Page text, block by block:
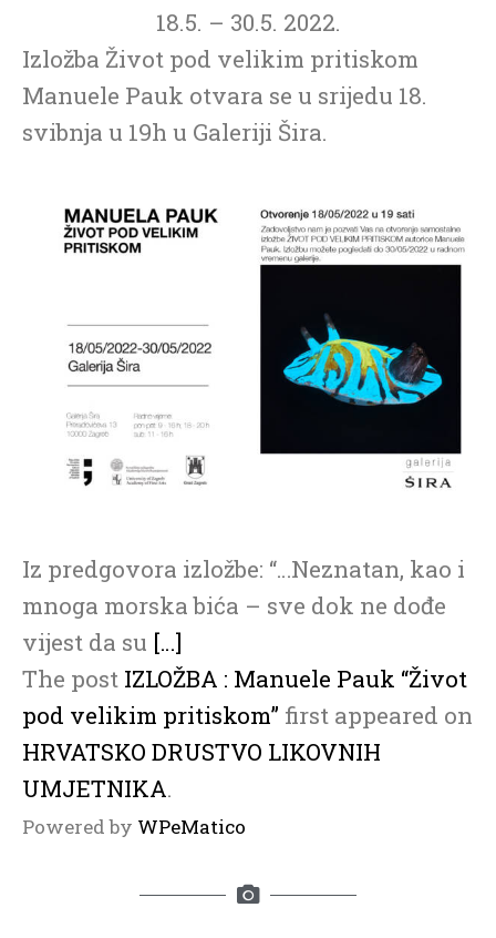
18.5. – 30.5. 2022.
Izložba Život pod velikim pritiskom
Manuele Pauk otvara se u srijedu 18.
svibnja u 19h u Galeriji Šira.
Iz predgovora izložbe: “…Neznatan, kao i
mnoga morska bića – sve dok ne dođe
vijest da su […]
The post IZLOŽBA : Manuele Pauk “Život
pod velikim pritiskom” first appeared on
HRVATSKO DRUSTVO LIKOVNIH
UMJETNIKA.
Powered by WPeMatico